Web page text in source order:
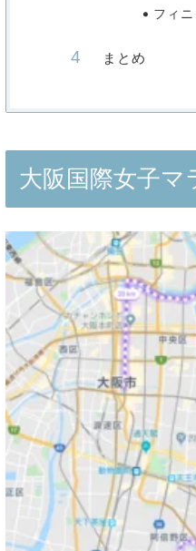
フィ
まとめ
大阪国際女子マ